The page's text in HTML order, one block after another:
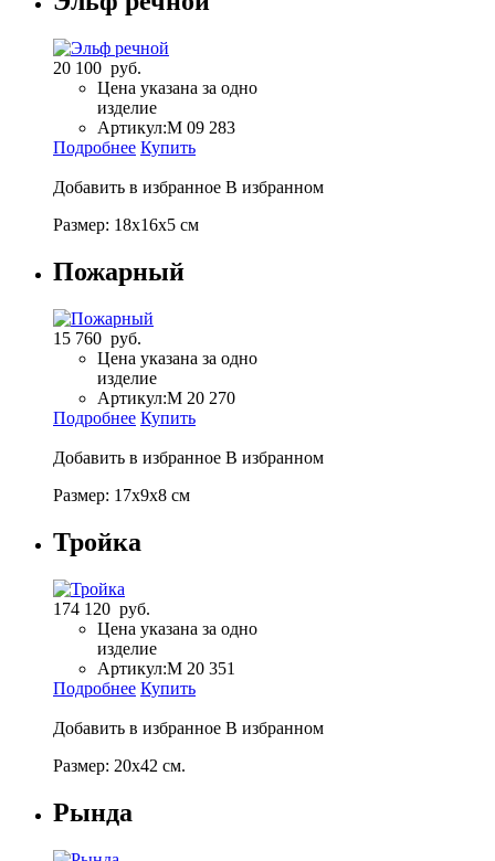
20 100 руб.
Цена указана за одно
изделие
Артикул:М 09 283
Подробнее Купить
Добавить в избранное В избранном
Размер: 18х16х5 см
Пожарный
15 760 руб.
Цена указана за одно
изделие
Артикул:М 20 270
Подробнее Купить
Добавить в избранное В избранном
Размер: 17х9х8 см
Тройка
174 120 руб.
Цена указана за одно
изделие
Артикул:M 20 351
Подробнее Купить
Добавить в избранное В избранном
Размер: 20х42 см.
Рында